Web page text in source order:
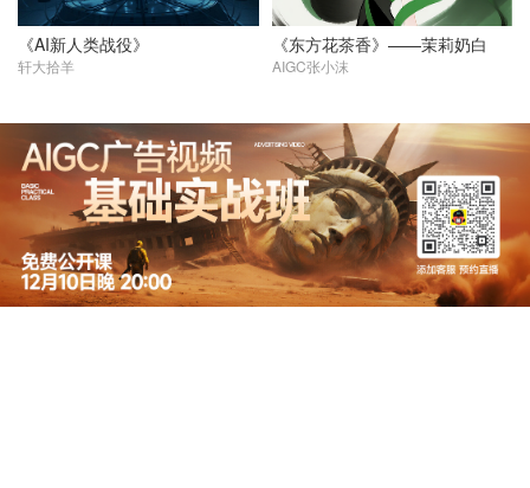
《AI新人类战役》
轩大拾羊
《东方花茶香》——茉莉奶白
AIGC张小沫